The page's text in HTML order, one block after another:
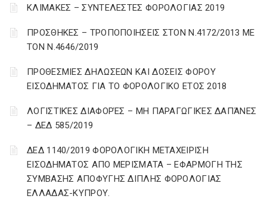
ΚΛΙΜΑΚΕΣ – ΣΥΝΤΕΛΕΣΤΕΣ ΦΟΡΟΛΟΓΙΑΣ 2019
ΠΡΟΣΘΗΚΕΣ – ΤΡΟΠΟΠΟΙΗΣΕΙΣ ΣΤΟΝ Ν.4172/2013 ΜΕ
ΤΟΝ Ν.4646/2019
ΠΡΟΘΕΣΜΙΕΣ ΔΗΛΩΣΕΩΝ ΚΑΙ ΔΟΣΕΙΣ ΦΟΡΟΥ
ΕΙΣΟΔΗΜΑΤΟΣ ΓΙΑ ΤΟ ΦΟΡΟΛΟΓΙΚΟ ΕΤΟΣ 2018
ΛΟΓΙΣΤΙΚΈΣ ΔΙΑΦΟΡΈΣ – ΜΗ ΠΑΡΑΓΩΓΙΚΈΣ ΔΑΠΆΝΕΣ
– ΔΕΔ 585/2019
ΔΕΔ 1140/2019 ΦΟΡΟΛΟΓΙΚΗ ΜΕΤΑΧΕΙΡΙΣΗ
ΕΙΣΟΔΗΜΑΤΟΣ ΑΠΟ ΜΕΡΙΣΜΑΤΑ – ΕΦΑΡΜΟΓΗ ΤΗΣ
ΣΥΜΒΑΣΗΣ ΑΠΟΦΥΓΗΣ ΔΙΠΛΗΣ ΦΟΡΟΛΟΓΙΑΣ
ΕΛΛΑΔΑΣ-ΚΥΠΡΟΥ.